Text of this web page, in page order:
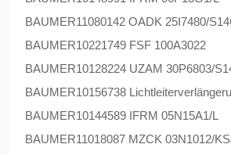
BAUMER11080142 OADK 25I7480/
BAUMER10221749 FSF 100A3022
BAUMER10128224 UZAM 30P6803/
BAUMER10156738
BAUMER10144589 IFRM 05N15A1/L
BAUMER11018087 MZCK 03N1012/